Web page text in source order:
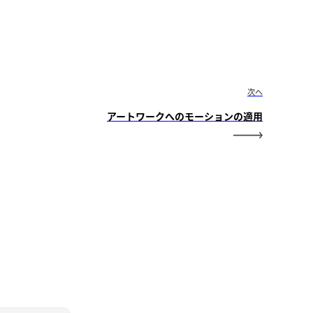
次へ
アートワークへのモーションの適用